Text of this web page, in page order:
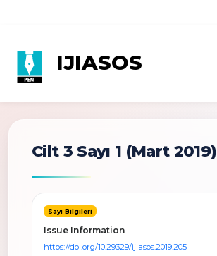
IJIASOS
Cilt 3 Sayı 1 (Mart 2019)
Sayı Bilgileri
Issue Information
https://doi.org/10.29329/ijiasos.2019.205